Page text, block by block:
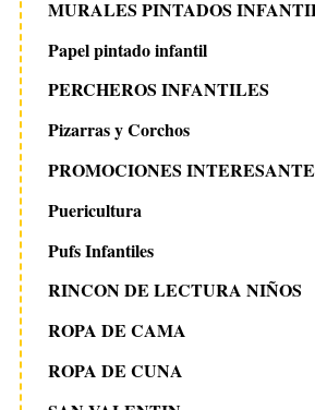
MURALES PINTADOS
Papel pintado infantil
PERCHEROS INFANTILES
Pizarras y Corchos
PROMOCIONES
Puericultura
Pufs Infantiles
RINCON DE LECTURA NIÑOS
ROPA DE CAMA
ROPA DE CUNA